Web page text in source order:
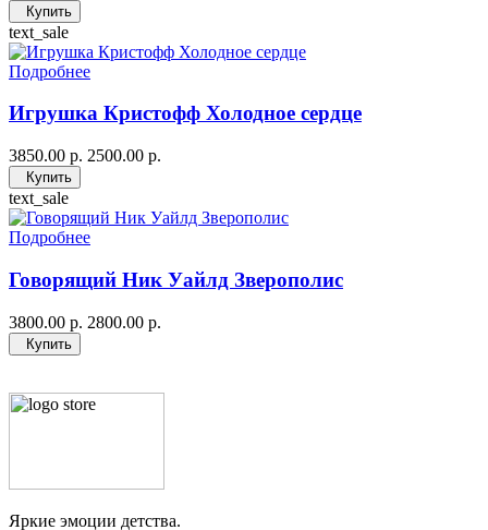
Купить
text_sale
Подробнее
Игрушка Кристофф Холодное сердце
3850.00 р. 2500.00 р.
Купить
text_sale
Подробнее
Говорящий Ник Уайлд Зверополис
3800.00 р. 2800.00 р.
Купить
Яркие эмоции детства.